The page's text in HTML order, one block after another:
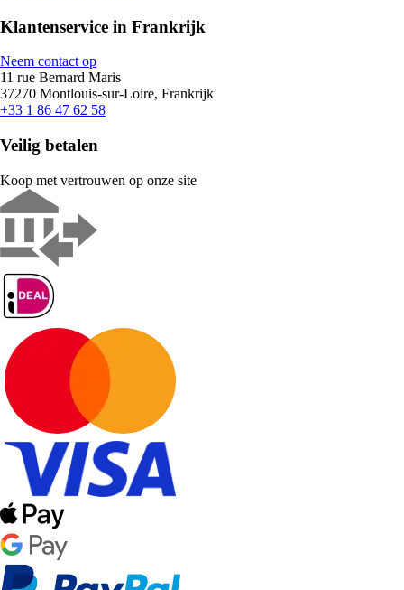
Klantenservice in Frankrijk
Neem contact op
11 rue Bernard Maris
37270 Montlouis-sur-Loire, Frankrijk
+33 1 86 47 62 58
Veilig betalen
Koop met vertrouwen op onze site